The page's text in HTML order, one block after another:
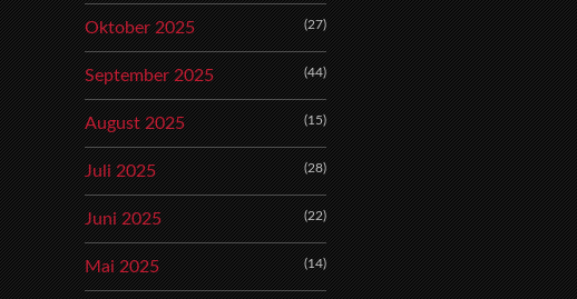
Oktober 2025 (27)
September 2025 (44)
August 2025 (15)
Juli 2025 (28)
Juni 2025 (22)
Mai 2025 (14)